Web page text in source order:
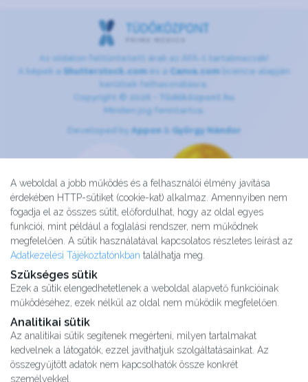
A weboldal a jobb működés és a felhasználói élmény javítása
érdekében HTTP-sütiket (cookie-kat) alkalmaz. Amennyiben nem
fogadja el az összes sütit, előfordulhat, hogy az oldal egyes
funkciói, mint például a foglalási rendszer, nem működnek
megfelelően. A sütik használatával kapcsolatos részletes leírást az
Adatkezelési Tájékoztatónkban találhatja meg.
Szükséges sütik
Ezek a sütik elengedhetetlenek a weboldal alapvető funkcióinak
működéséhez, ezek nélkül az oldal nem működik megfelelően.
Analitikai sütik
Az analitikai sütik segítenek megérteni, milyen tartalmakat
kedvelnek a látogatók, ezzel javíthatjuk szolgáltatásainkat. Az
összegyűjtött adatok nem kapcsolhatók össze konkrét
személyekkel.
Az oldalon feltüntetett árak az ÁFÁ-t tartalmazzák!
A képek a Shutterstock.com és a Canva.com licence alapján
kerültek felhasználásra.
Copyright © 2026 •
Tüdőközpont.hu
Minden jog fenntartva.
Developed by Appon& György Nándor
Kutatásaink
Partnereink